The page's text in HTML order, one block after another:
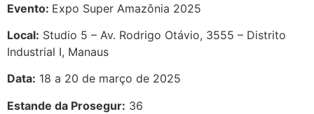
Evento: Expo Super Amazônia 2025
Local: Studio 5 – Av. Rodrigo Otávio, 3555 – Distrito
Industrial I, Manaus
Data: 18 a 20 de março de 2025
Estande da Prosegur: 36